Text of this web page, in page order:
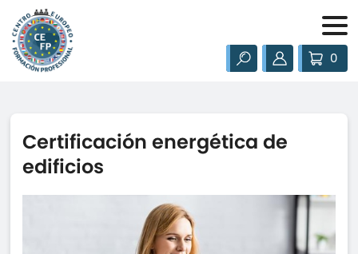
0
Certificación energética de
edificios